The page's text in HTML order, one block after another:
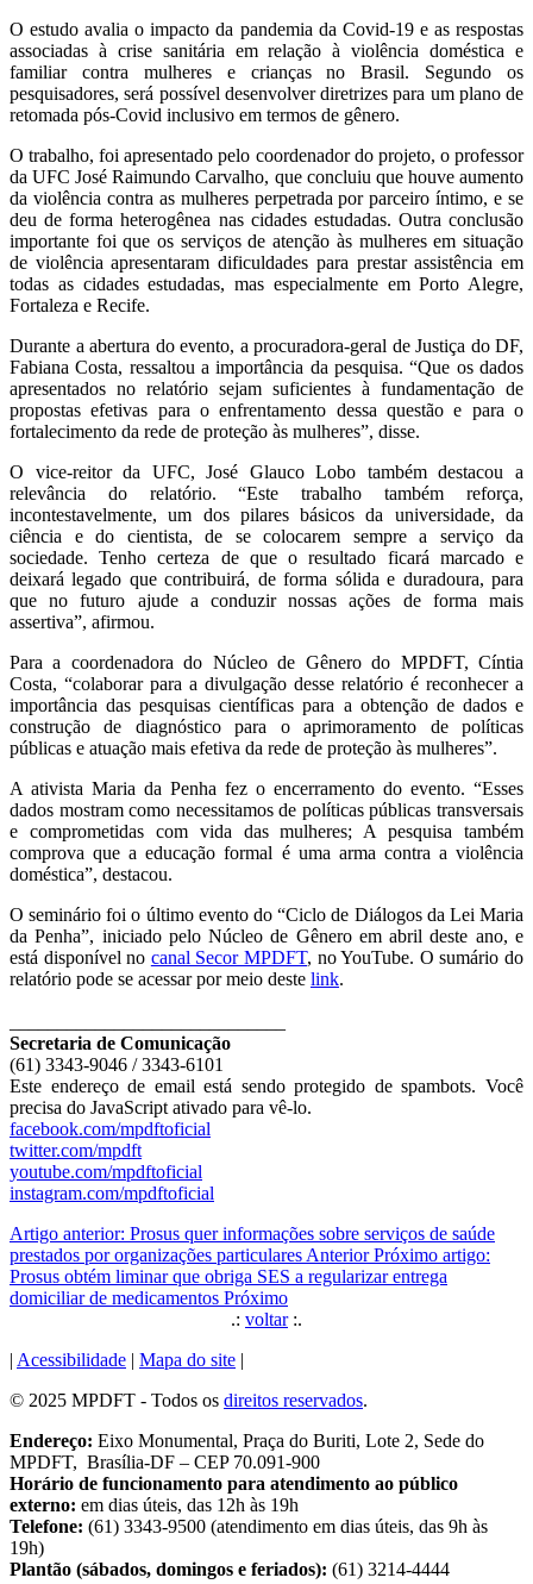
O estudo avalia o impacto da pandemia da Covid-19 e as respostas
associadas à crise sanitária em relação à violência doméstica e
familiar contra mulheres e crianças no Brasil. Segundo os
pesquisadores, será possível desenvolver diretrizes para um plano de
retomada pós-Covid inclusivo em termos de gênero.
O trabalho, foi apresentado pelo coordenador do projeto, o professor
da UFC José Raimundo Carvalho, que concluiu que houve aumento
da violência contra as mulheres perpetrada por parceiro íntimo, e se
deu de forma heterogênea nas cidades estudadas. Outra conclusão
importante foi que os serviços de atenção às mulheres em situação
de violência apresentaram dificuldades para prestar assistência em
todas as cidades estudadas, mas especialmente em Porto Alegre,
Fortaleza e Recife.
Durante a abertura do evento, a procuradora-geral de Justiça do DF,
Fabiana Costa, ressaltou a importância da pesquisa. “Que os dados
apresentados no relatório sejam suficientes à fundamentação de
propostas efetivas para o enfrentamento dessa questão e para o
fortalecimento da rede de proteção às mulheres”, disse.
O vice-reitor da UFC, José Glauco Lobo também destacou a
relevância do relatório. “Este trabalho também reforça,
incontestavelmente, um dos pilares básicos da universidade, da
ciência e do cientista, de se colocarem sempre a serviço da
sociedade. Tenho certeza de que o resultado ficará marcado e
deixará legado que contribuirá, de forma sólida e duradoura, para
que no futuro ajude a conduzir nossas ações de forma mais
assertiva”, afirmou.
Para a coordenadora do Núcleo de Gênero do MPDFT, Cíntia
Costa, “colaborar para a divulgação desse relatório é reconhecer a
importância das pesquisas científicas para a obtenção de dados e
construção de diagnóstico para o aprimoramento de políticas
públicas e atuação mais efetiva da rede de proteção às mulheres”.
A ativista Maria da Penha fez o encerramento do evento. “Esses
dados mostram como necessitamos de políticas públicas transversais
e comprometidas com vida das mulheres; A pesquisa também
comprova que a educação formal é uma arma contra a violência
doméstica”, destacou.
O seminário foi o último evento do “Ciclo de Diálogos da Lei Maria
da Penha”, iniciado pelo Núcleo de Gênero em abril deste ano, e
está disponível no canal Secor MPDFT, no YouTube. O sumário do
relatório pode se acessar por meio deste link.
Secretaria de Comunicação
(61) 3343-9046 / 3343-6101
Este endereço de email está sendo protegido de spambots. Você
precisa do JavaScript ativado para vê-lo.
facebook.com/mpdftoficial
twitter.com/mpdft
youtube.com/mpdftoficial
instagram.com/mpdftoficial
Artigo anterior: Prosus quer informações sobre serviços de saúde
prestados por organizações particulares Anterior Próximo artigo:
Prosus obtém liminar que obriga SES a regularizar entrega
domiciliar de medicamentos Próximo
.: voltar:.
| Acessibilidade | Mapa do site |
© 2025 MPDFT - Todos os direitos reservados.
Endereço: Eixo Monumental, Praça do Buriti, Lote 2, Sede do
MPDFT, Brasília-DF – CEP 70.091-900
Horário de funcionamento para atendimento ao público
externo: em dias úteis, das 12h às 19h
Telefone: (61) 3343-9500 (atendimento em dias úteis, das 9h às
19h)
Plantão (sábados, domingos e feriados): (61) 3214-4444